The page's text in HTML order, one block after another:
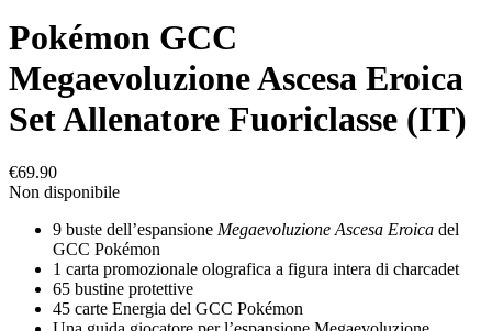
Pokémon GCC
Megaevoluzione Ascesa Eroica
Set Allenatore Fuoriclasse (IT)
€69.90
Non disponibile
9 buste dell’espansione Megaevoluzione Ascesa Eroica del
GCC Pokémon
1 carta promozionale olografica a figura intera di charcadet
65 bustine protettive
45 carte Energia del GCC Pokémon